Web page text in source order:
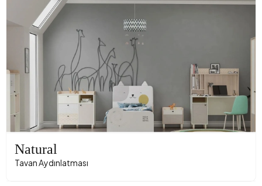
Natural
Tavan Aydınlatması